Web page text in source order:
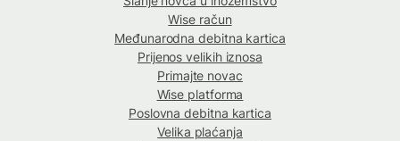
Wise račun
Međunarodna debitna kartica
Prijenos velikih iznosa
Primajte novac
Wise platforma
Poslovna debitna kartica
Velika plaćanja